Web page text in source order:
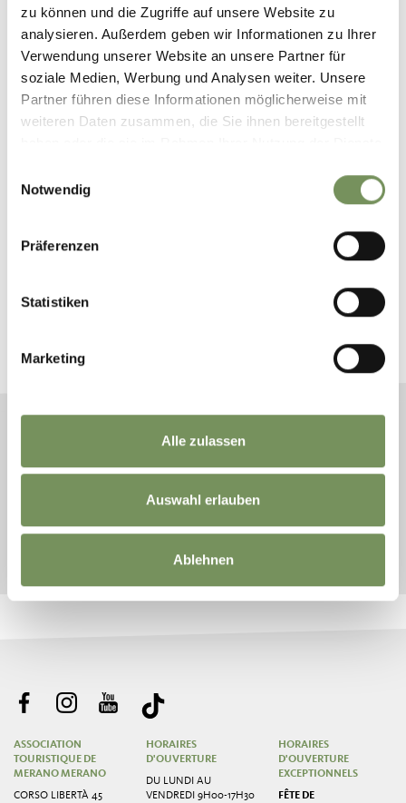
zu können und die Zugriffe auf unsere Website zu
analysieren. Außerdem geben wir Informationen zu Ihrer
Verwendung unserer Website an unsere Partner für
soziale Medien, Werbung und Analysen weiter. Unsere
Partner führen diese Informationen möglicherweise mit
weiteren Daten zusammen, die Sie ihnen bereitgestellt
Notwendig
Präferenzen
Statistiken
Marketing
Alle zulassen
Auswahl erlauben
Ablehnen
RÉSERVEZ VOS VACANCES À
de rêve
DÉPART
ASSOCIATION
TOURISTIQUE DE
MERANO MERANO
CORSO LIBERTÀ 45
HORAIRES
D'OUVERTURE
DU LUNDI AU
VENDREDI 9H00-17H30
HORAIRES
D'OUVERTURE
EXCEPTIONNELS
FÊTE DE